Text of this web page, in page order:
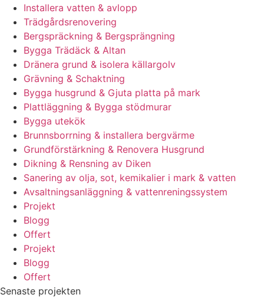
Installera vatten & avlopp
Trädgårdsrenovering
Bergspräckning & Bergsprängning
Bygga Trädäck & Altan
Dränera grund & isolera källargolv
Grävning & Schaktning
Bygga husgrund & Gjuta platta på mark
Plattläggning & Bygga stödmurar
Bygga utekök
Brunnsborrning & installera bergvärme
Grundförstärkning & Renovera Husgrund
Dikning & Rensning av Diken
Sanering av olja, sot, kemikalier i mark & vatten
Avsaltningsanläggning & vattenreningssystem
Projekt
Blogg
Offert
Projekt
Blogg
Offert
Senaste projekten